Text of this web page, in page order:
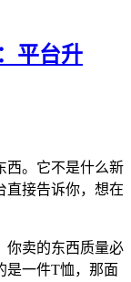
平台升
西。它不是什么新
直接告诉你，想在
你卖的东西质量必
是一件T恤，那面